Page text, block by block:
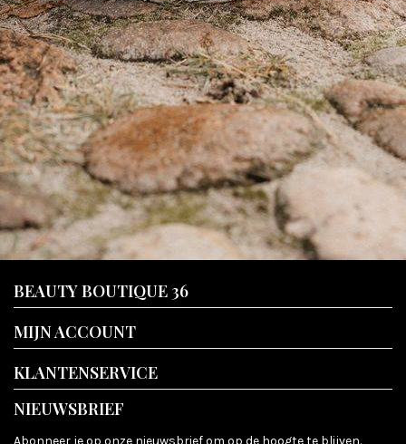
BEAUTY BOUTIQUE 36
MIJN ACCOUNT
KLANTENSERVICE
NIEUWSBRIEF